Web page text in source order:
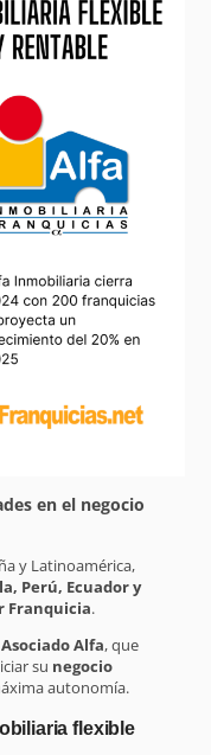
en el negocio
y Latinoamérica,
Perú, Ecuador y
Franquicia.
Alfa, que
su negocio
autonomía.
flexible